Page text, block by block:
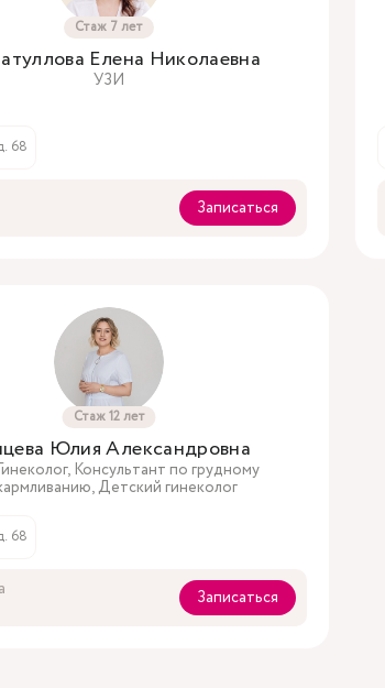
Стаж 7 лет
Елена Николаевна
УЗИ
68
Записаться
Стаж 12 лет
Юлия Александровна
Консультант по грудному
Детский гинеколог
68
Записаться